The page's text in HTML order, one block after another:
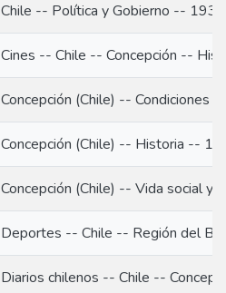
Chile -- Política y Gobierno -- 1937
Cines -- Chile -- Concepción --
Concepción (Chile) -- Condiciones
Concepción (Chile) -- Historia --
Concepción (Chile) -- Vida social y
Deportes -- Chile -- Región del
Diarios chilenos -- Chile --